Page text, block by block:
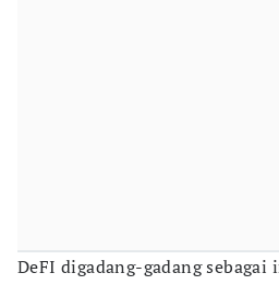
DeFI digadang-gadang sebagai